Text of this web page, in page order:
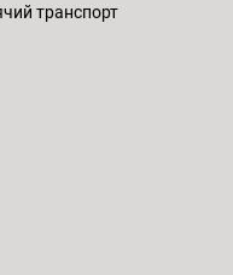
транспорт